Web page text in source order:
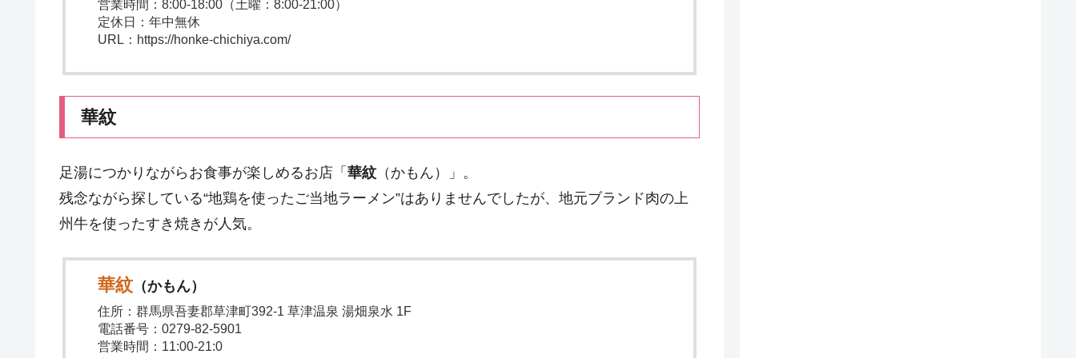
営業時間：8:00-18:00（土曜：8:00-21:00）
定休日：年中無休
URL：https://honke-chichiya.com/
華紋
足湯につかりながらお食事が楽しめるお店「 華紋 （かもん）」。
残念ながら探している“地鶏を使ったご当地ラーメン”はありませんでしたが、地元ブランド肉の上
州牛を使ったすき焼きが人気。
華紋 （かもん）
住所：群馬県吾妻郡草津町392-1 草津温泉 湯畑泉水 1F
電話番号：0279-82-5901
営業時間：11:00-21:0